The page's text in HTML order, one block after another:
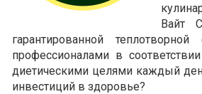
Вайт
гарантированной
профессионалами в
диетическими целями каждый
инвестиций в здоровье?